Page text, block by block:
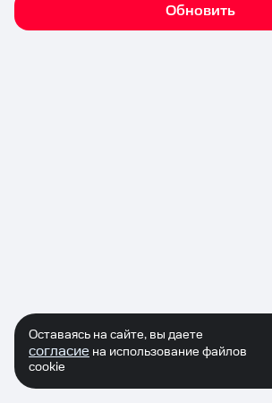
Обновить
Оставаясь на сайте, вы даете
согласие на использование файлов
cookie